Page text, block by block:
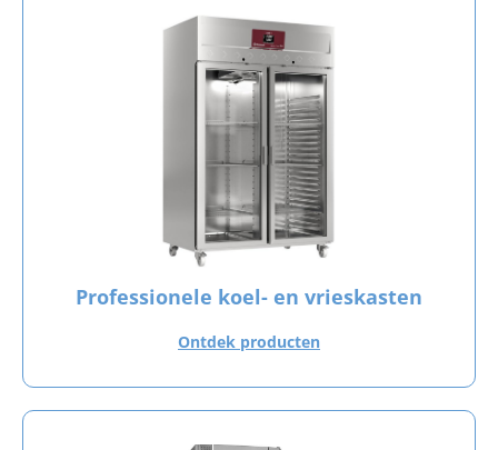
Professionele koel- en vrieskasten
Ontdek producten